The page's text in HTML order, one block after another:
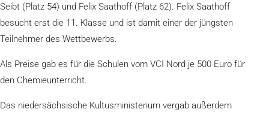
Seibt (Platz 54) und Felix Saathoff (Platz 62). Felix Saathoff
besucht erst die 11. Klasse und ist damit einer der jüngsten
Teilnehmer des Wettbewerbs.
Als Preise gab es für die Schulen vom VCI Nord je 500 Euro für
den Chemieunterricht.
Das niedersächsische Kultusministerium vergab außerdem